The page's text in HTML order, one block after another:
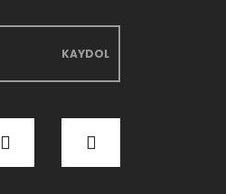
KAYDOL